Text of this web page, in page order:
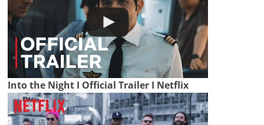
Into the Night I Official Trailer I Netflix